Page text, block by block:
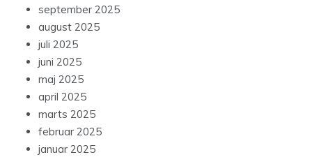
september 2025
august 2025
juli 2025
juni 2025
maj 2025
april 2025
marts 2025
februar 2025
januar 2025